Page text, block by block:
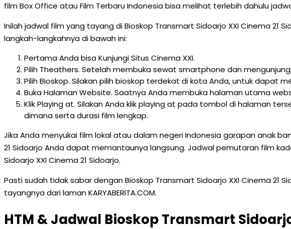
film Box Office atau Film Terbaru Indonesia bisa melihat terlebih dahulu
Inilah jadwal film yang tayang di Bioskop Transmart Sidoarjo XXI Cinema 21
langkah-langkahnya di bawah ini:
Pertama Anda bisa Kunjungi Situs Cinema XXI.
Pilih Theathers. Setelah membuka sewat smartphone dan
Pilih Bioskop. Silakan pilih bioskop terdekat di kota Anda, untuk dapat
Buka Halaman Website. Saatnya Anda membuka halaman utama
Klik Playing at. Silakan Anda klik playing at pada tombol di halaman
dimana serta durasi film lengkap.
Jika Anda menyukai film lokal atau dalam negeri Indonesia garapan anak
21 Sidoarjo Anda dapat memantaunya langsung. Jadwal pemutaran film
Sidoarjo XXI Cinema 21 Sidoarjo.
Pasti sudah tidak sabar dengan Bioskop Transmart Sidoarjo XXI Cinema 21
tayangnya dari laman KARYABERITA.COM.
HTM & Jadwal Bioskop Transmart